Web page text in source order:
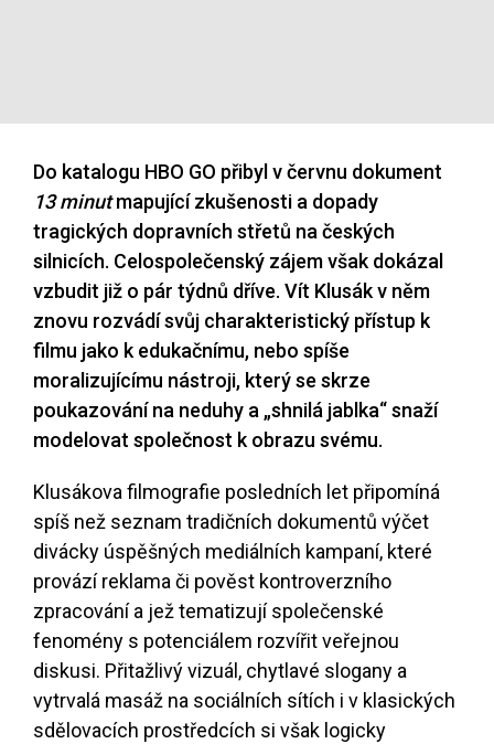
Do katalogu HBO GO přibyl v červnu dokument
13 minutmapující zkušenosti a dopady
tragických dopravních střetů na českých
silnicích. Celospolečenský zájem však dokázal
vzbudit již o pár týdnů dříve. Vít Klusák v něm
znovu rozvádí svůj charakteristický přístup k
filmu jako k edukačnímu, nebo spíše
moralizujícímu nástroji, který se skrze
poukazování na neduhy a „shnilá jablka“ snaží
modelovat společnost k obrazu svému.
Klusákova filmografie posledních let připomíná
spíš než seznam tradičních dokumentů výčet
divácky úspěšných mediálních kampaní, které
provází reklama či pověst kontroverzního
zpracování a jež tematizují společenské
fenomény s potenciálem rozvířit veřejnou
diskusi. Přitažlivý vizuál, chytlavé slogany a
vytrvalá masáž na sociálních sítích i v klasických
sdělovacích prostředcích si však logicky